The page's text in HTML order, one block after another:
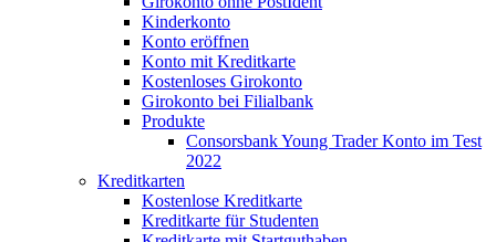
Kinderkonto
Konto eröffnen
Konto mit Kreditkarte
Kostenloses Girokonto
Girokonto bei Filialbank
Produkte
Consorsbank Young Trader Konto im Test
2022
Kreditkarten
Kostenlose Kreditkarte
Kreditkarte für Studenten